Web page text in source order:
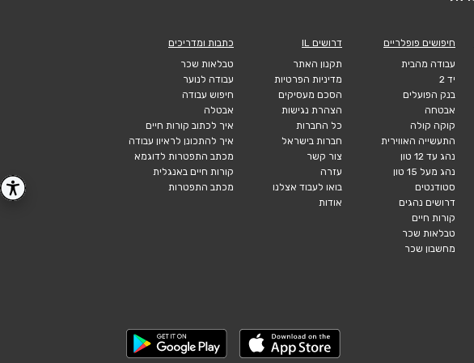
חיפושים פופלריים
עבודה מהבית
יד 2
בנק הפועלים
אבטחה
קוקה קולה
התעשייה האווירית
נהג עד 12 טון
נהג מעל 15 טון
סטודנטים
דרושים נהגים
קורות חיים
טבלאות שכר
מחשבון שכר
דרושים IL
תקנון האתר
מדיניות הפרטיות
הסכם מעסיקים
הצהרת נגישות
כל החברות
חברות בישראל
צור קשר
עזרה
בואו לעבוד אצלנו
אודות
כתבות ומדריכים
טבלאות שכר
עבודה לנוער
חיפוש עבודה
אבטלה
איך לכתוב קורות חיים
איך להתכונן לראיון עבודה
מכתב התפטרות לדוגמא
קורות חיים באנגלית
מכתב התפטרות